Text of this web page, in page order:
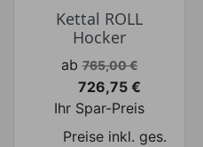
Kettal ROLL
Hocker
Verkaufspreis
ab 765,00 €
Preis
726,75 €
Ihr Spar-Preis
Preise inkl. ges.